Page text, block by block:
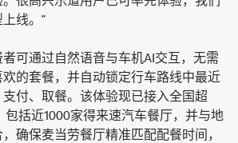
线。”
可通过自然语音与车机AI交互，无需
的套餐，并自动锁定行车路线中最近
付、取餐。该体验现已接入全国超
括近1000家得来速汽车餐厅，并与地
确保麦当劳餐厅精准匹配配餐时间，